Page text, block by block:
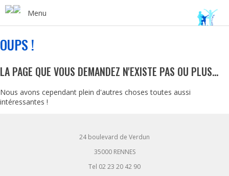
Menu
OUPS !
LA PAGE QUE VOUS DEMANDEZ N'EXISTE PAS OU PLUS...
Nous avons cependant plein d'autres choses toutes aussi
intéressantes !
24 boulevard de Verdun
35000 RENNES
Tel 02 23 20 42 90